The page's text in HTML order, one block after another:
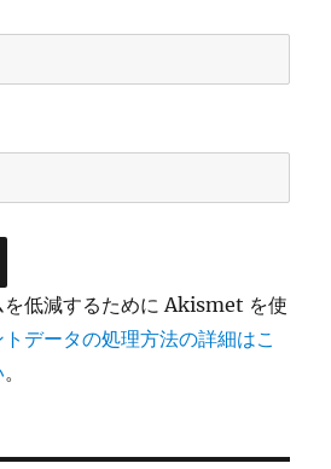
を低減するために Akismet を使
トデータの処理方法の詳細はこ
。